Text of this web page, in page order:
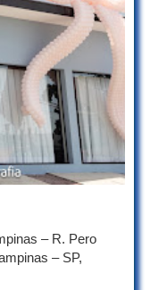
– R. Pero
– SP,